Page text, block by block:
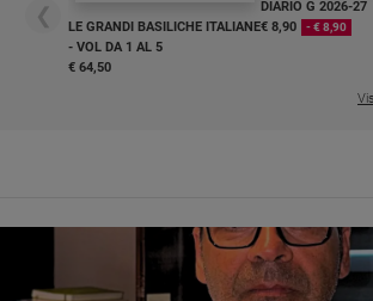
❮
LE GRANDI BASILICHE ITALIANE
- VOL DA 1 AL 5
€ 64,50
DIARIO G 2026-27
€ 8,90
- € 8,90